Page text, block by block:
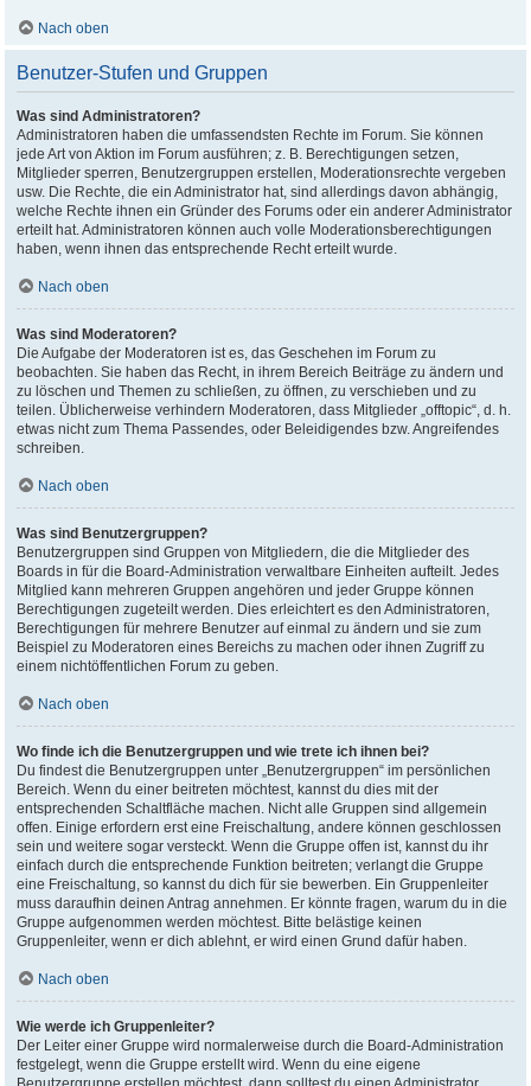
Nach oben
Benutzer-Stufen und Gruppen
Was sind Administratoren?
Administratoren haben die umfassendsten Rechte im Forum. Sie können
jede Art von Aktion im Forum ausführen; z. B. Berechtigungen setzen,
Mitglieder sperren, Benutzergruppen erstellen, Moderationsrechte vergeben
usw. Die Rechte, die ein Administrator hat, sind allerdings davon abhängig,
welche Rechte ihnen ein Gründer des Forums oder ein anderer Administrator
erteilt hat. Administratoren können auch volle Moderationsberechtigungen
haben, wenn ihnen das entsprechende Recht erteilt wurde.
Nach oben
Was sind Moderatoren?
Die Aufgabe der Moderatoren ist es, das Geschehen im Forum zu
beobachten. Sie haben das Recht, in ihrem Bereich Beiträge zu ändern und
zu löschen und Themen zu schließen, zu öffnen, zu verschieben und zu
teilen. Üblicherweise verhindern Moderatoren, dass Mitglieder „offtopic“, d. h.
etwas nicht zum Thema Passendes, oder Beleidigendes bzw. Angreifendes
schreiben.
Nach oben
Was sind Benutzergruppen?
Benutzergruppen sind Gruppen von Mitgliedern, die die Mitglieder des
Boards in für die Board-Administration verwaltbare Einheiten aufteilt. Jedes
Mitglied kann mehreren Gruppen angehören und jeder Gruppe können
Berechtigungen zugeteilt werden. Dies erleichtert es den Administratoren,
Berechtigungen für mehrere Benutzer auf einmal zu ändern und sie zum
Beispiel zu Moderatoren eines Bereichs zu machen oder ihnen Zugriff zu
einem nichtöffentlichen Forum zu geben.
Nach oben
Wo finde ich die Benutzergruppen und wie trete ich ihnen bei?
Du findest die Benutzergruppen unter „Benutzergruppen“ im persönlichen
Bereich. Wenn du einer beitreten möchtest, kannst du dies mit der
entsprechenden Schaltfläche machen. Nicht alle Gruppen sind allgemein
offen. Einige erfordern erst eine Freischaltung, andere können geschlossen
sein und weitere sogar versteckt. Wenn die Gruppe offen ist, kannst du ihr
einfach durch die entsprechende Funktion beitreten; verlangt die Gruppe
eine Freischaltung, so kannst du dich für sie bewerben. Ein Gruppenleiter
muss daraufhin deinen Antrag annehmen. Er könnte fragen, warum du in die
Gruppe aufgenommen werden möchtest. Bitte belästige keinen
Gruppenleiter, wenn er dich ablehnt, er wird einen Grund dafür haben.
Nach oben
Wie werde ich Gruppenleiter?
Der Leiter einer Gruppe wird normalerweise durch die Board-Administration
festgelegt, wenn die Gruppe erstellt wird. Wenn du eine eigene